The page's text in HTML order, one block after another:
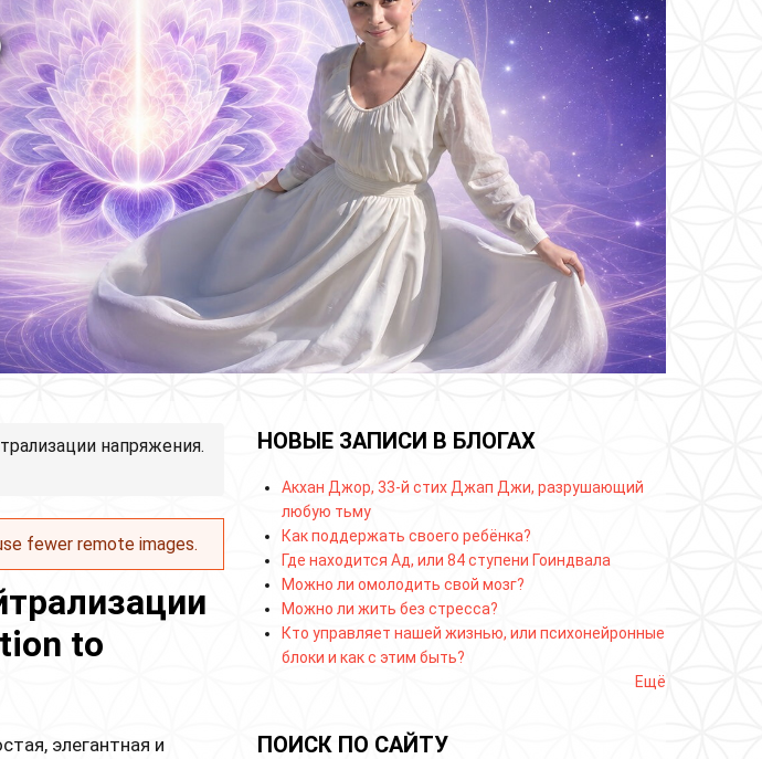
напряжения.
fewer remote images.
to
элегантная и
НОВЫЕ ЗАПИСИ В БЛОГАХ
Акхан Джор, 33-й стих Джап Джи, разрушающий
любую тьму
Как поддержать своего ребёнка?
Где находится Ад, или 84 ступени Гоиндвала
Можно ли омолодить свой мозг?
Можно ли жить без стресса?
Кто управляет нашей жизнью, или психонейронные
блоки и как с этим быть?
Ещё
ПОИСК ПО САЙТУ